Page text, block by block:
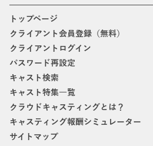
トップページ
クライアント会員登録（無料）
クライアントログイン
パスワード再設定
キャスト検索
キャスト特集一覧
クラウドキャスティングとは？
キャスティング報酬シミュレーター
サイトマップ